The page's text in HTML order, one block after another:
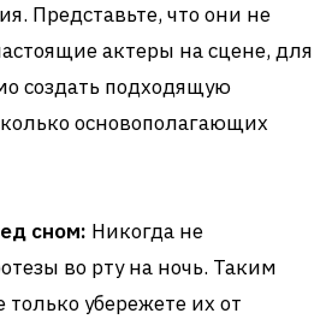
Представьте, что они не
актеры на сцене, для
создать подходящую
основополагающих
сном: Никогда не
во рту на ночь. Таким
убережете их от